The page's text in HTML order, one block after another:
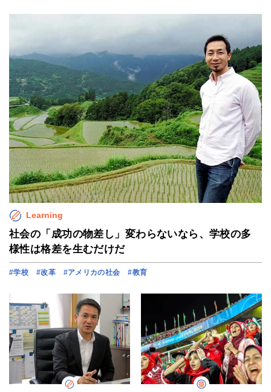
Learning
社会の「成功の物差し」変わらないなら、学校の多
様性は格差を生むだけだ
#学校 #改革 #アメリカの社会 #教育